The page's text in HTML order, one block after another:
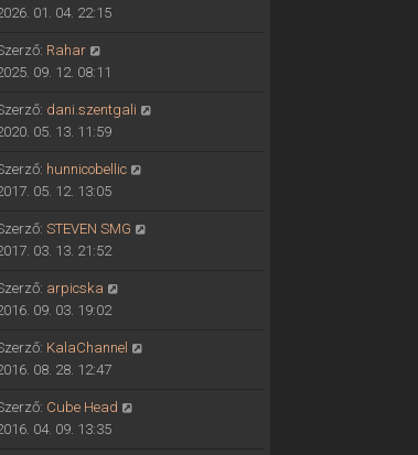
01. 04. 22:15
Rahar
09. 12. 08:11
dani.szentgali
05. 13. 11:59
hunnicobellic
05. 12. 13:05
STEVEN SMG
03. 13. 21:52
arpicska
09. 03. 19:02
KalaChannel
08. 28. 12:47
Cube Head
04. 09. 13:35